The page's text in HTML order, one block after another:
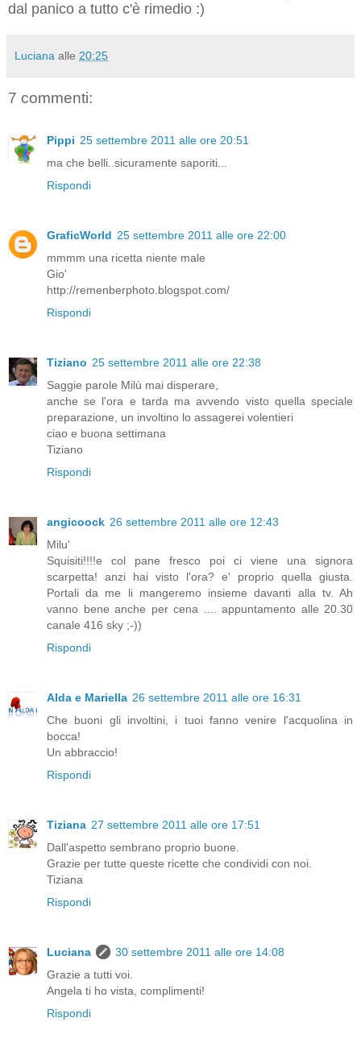
dal panico a tutto c'è rimedio :)
Luciana alle 20:25
7 commenti:
Pippi 25 settembre 2011 alle ore 20:51
ma che belli..sicuramente saporiti...
Rispondi
GraficWorld 25 settembre 2011 alle ore 22:00
mmmm una ricetta niente male
Gio'
http://remenberphoto.blogspot.com/
Rispondi
Tiziano 25 settembre 2011 alle ore 22:38
Saggie parole Milù mai disperare,
anche se l'ora e tarda ma avvendo visto quella speciale
preparazione, un involtino lo assagerei volentieri
ciao e buona settimana
Tiziano
Rispondi
angicoock 26 settembre 2011 alle ore 12:43
Milu'
Squisiti!!!!e col pane fresco poi ci viene una signora
scarpetta! anzi hai visto l'ora? e' proprio quella giusta.
Portali da me li mangeremo insieme davanti alla tv. Ah
vanno bene anche per cena .... appuntamento alle 20.30
canale 416 sky ;-))
Rispondi
Alda e Mariella 26 settembre 2011 alle ore 16:31
Che buoni gli involtini, i tuoi fanno venire l'acquolina in
bocca!
Un abbraccio!
Rispondi
Tiziana 27 settembre 2011 alle ore 17:51
Dall'aspetto sembrano proprio buone.
Grazie per tutte queste ricette che condividi con noi.
Tiziana
Rispondi
Luciana
30 settembre 2011 alle ore 14:08
Grazie a tutti voi.
Angela ti ho vista, complimenti!
Rispondi